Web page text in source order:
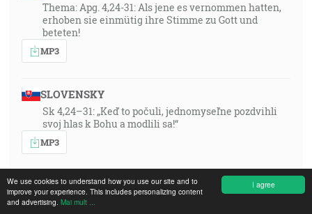
I agree
We use cookies to understand how you use our site and to
improve your experience. This includes personalizing content
and advertising. Mai mult ...
Thema: Apg. 4,24-31: Als jene es vernommen hatten,
erhoben sie einmütig ihre Stimme zu Gott und
beteten!
MP3
SLOVENSKY
Sk 4,24–31: „Keď to počuli, jednomyseľne pozdvihli
svoj hlas k Bohu a modlili sa!“
MP3
XHOSA
Umxholo: Izenzo 4:24–31: “Bona ke, bekuvile oko,